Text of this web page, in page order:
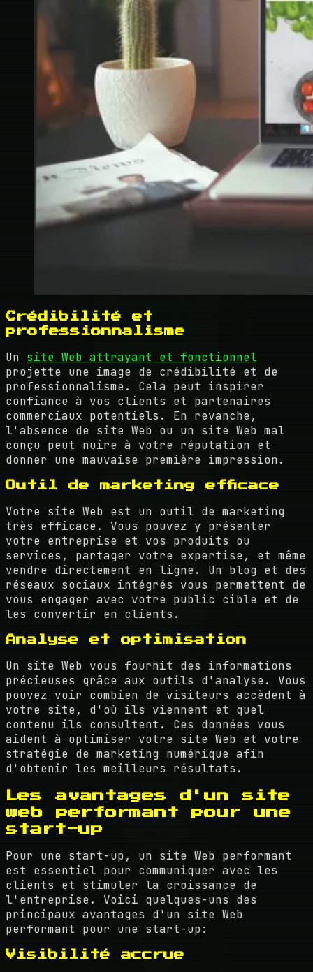
Crédibilité et
professionnalisme
Un site Web attrayant et fonctionnel
projette une image de crédibilité et de
professionnalisme. Cela peut inspirer
confiance à vos clients et partenaires
commerciaux potentiels. En revanche,
l'absence de site Web ou un site Web mal
conçu peut nuire à votre réputation et
donner une mauvaise première impression.
Outil de marketing efficace
Votre site Web est un outil de marketing
très efficace. Vous pouvez y présenter
votre entreprise et vos produits ou
services, partager votre expertise, et même
vendre directement en ligne. Un blog et des
réseaux sociaux intégrés vous permettent de
vous engager avec votre public cible et de
les convertir en clients.
Analyse et optimisation
Un site Web vous fournit des informations
précieuses grâce aux outils d'analyse. Vous
pouvez voir combien de visiteurs accèdent à
votre site, d'où ils viennent et quel
contenu ils consultent. Ces données vous
aident à optimiser votre site Web et votre
stratégie de marketing numérique afin
d'obtenir les meilleurs résultats.
Les avantages d'un site
web performant pour une
start-up
Pour une start-up, un site Web performant
est essentiel pour communiquer avec les
clients et stimuler la croissance de
l'entreprise. Voici quelques-uns des
principaux avantages d'un site Web
performant pour une start-up:
Visibilité accrue